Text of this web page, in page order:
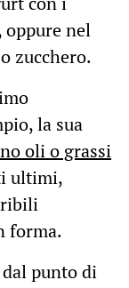
oppure nel
zucchero.
la sua
oli o grassi
ultimi,
forma.
punto di